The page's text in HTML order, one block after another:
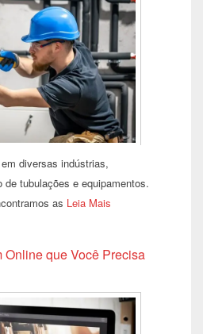
diversas indústrias,
tubulações e equipamentos.
as Leia Mais
Online que Você Precisa